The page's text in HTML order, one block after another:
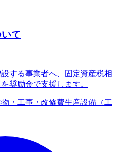
て
する事業者へ、固定資産税相
奨励金で支援します。
物・工事・改修費生産設備（工